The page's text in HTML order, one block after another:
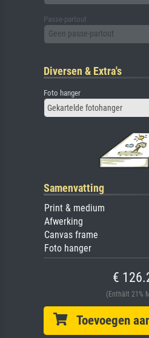
Passe-partout
Geen passe-partout
Diversen & Extra's
Foto hanger
Gekartelde fotohanger
Samenvatting
Print & medium
Afwerking
Canvas frame
Foto hanger
€
(Enthält 21%
Toevoegen